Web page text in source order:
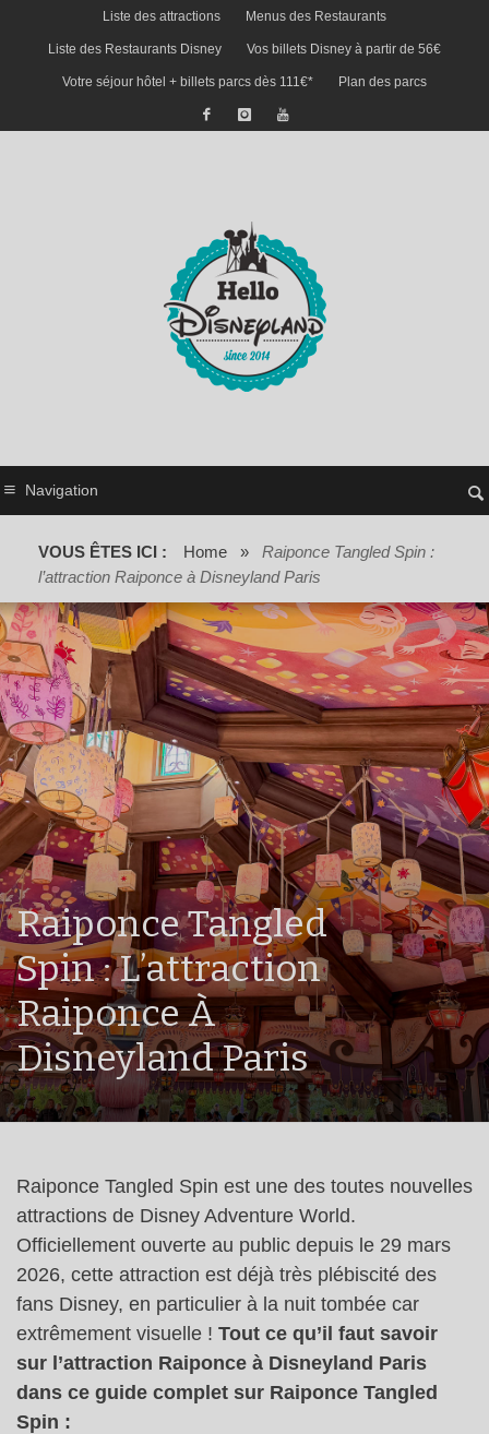
Liste des attractions Menus des Restaurants
Liste des Restaurants Disney Vos billets Disney à partir de 56€
Votre séjour hôtel + billets parcs dès 111€* Plan des parcs
Navigation
VOUS ÊTES ICI : Home »
Raiponce Tangled Spin :
l’attraction Raiponce à Disneyland Paris
Raiponce Tangled
Spin : L’attraction
Raiponce À
Disneyland Paris
Raiponce Tangled Spin est une des toutes nouvelles
attractions de Disney Adventure World.
Officiellement ouverte au public depuis le 29 mars
2026, cette attraction est déjà très plébiscité des
fans Disney, en particulier à la nuit tombée car
extrêmement visuelle ! Tout ce qu’il faut savoir
sur l’attraction Raiponce à Disneyland Paris
dans ce guide complet sur Raiponce Tangled
Spin :